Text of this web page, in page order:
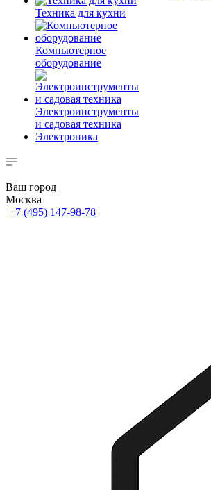
Техника для кухни
Компьютерное
оборудование
Электроинструменты
и садовая техника
Электроника
Ваш город
Москва
+7 (495) 147-98-78